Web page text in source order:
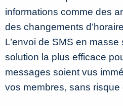
informations comme des
des changements
L’envoi de SMS en
solution la plus efficace
messages soient vus
vos membres, sans